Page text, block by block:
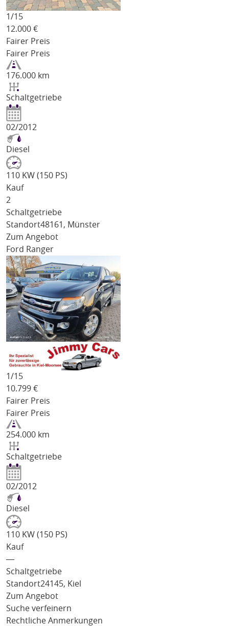
1/15
12.000 €
Fairer Preis
Fairer Preis
176.000 km
Schaltgetriebe
02/2012
Diesel
110 KW (150 PS)
Kauf
2
Schaltgetriebe
Standort48161, Münster
Zum Angebot
Ford Ranger
1/15
10.799 €
Fairer Preis
Fairer Preis
254.000 km
Schaltgetriebe
02/2012
Diesel
110 KW (150 PS)
Kauf
―
Schaltgetriebe
Standort24145, Kiel
Zum Angebot
Suche verfeinern
Rechtliche Anmerkungen